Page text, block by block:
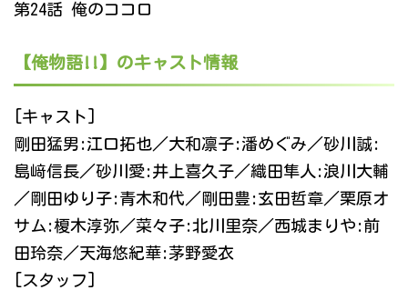
第24話 俺のココロ
【俺物語!!】のキャスト情報
[キャスト]
剛田猛男:江口拓也／大和凛子:潘めぐみ／砂川誠:
島﨑信長／砂川愛:井上喜久子／織田隼人:浪川大輔
／剛田ゆり子:青木和代／剛田豊:玄田哲章／栗原オ
サム:榎木淳弥／菜々子:北川里奈／西城まりや:前
田玲奈／天海悠紀華:茅野愛衣
[スタッフ]